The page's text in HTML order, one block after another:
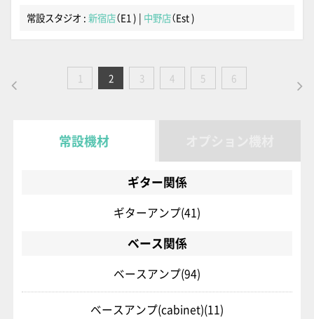
常設スタジオ :新宿店（E1 ) | 中野店（Est )
1 2 3 4 5 6
常設機材
ギター関係
ギターアンプ(41)
ベース関係
ベースアンプ(94)
ベースアンプ(cabinet)(11)